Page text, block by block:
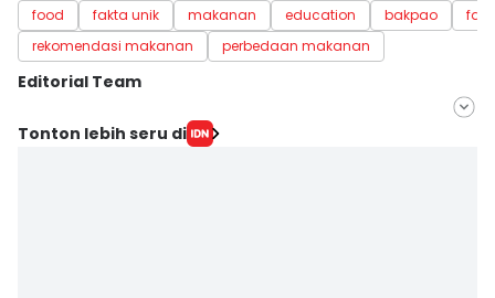
food fakta unik makanan education bakpao
rekomendasi makanan
perbedaan makanan
Editorial Team
Editor
Tonton lebih seru di